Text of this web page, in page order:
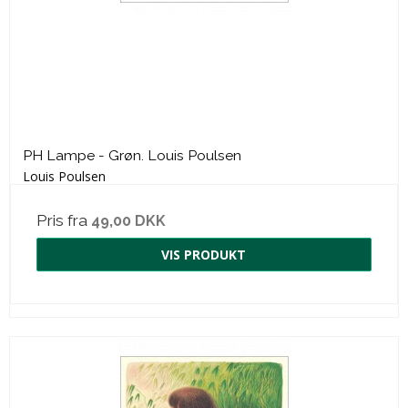
PH Lampe - Grøn. Louis Poulsen
Louis Poulsen
Pris fra 49,00 DKK
VIS PRODUKT